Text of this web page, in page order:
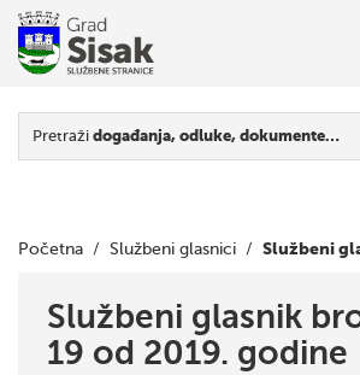
Pretraži događanja, odluke, dokumente…
Početna / Službeni glasnici / Službeni
Službeni glasnik
19 od 2019. godine